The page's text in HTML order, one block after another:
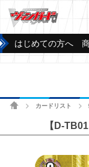
はじめての方へ
ホームカードリスト
【D-